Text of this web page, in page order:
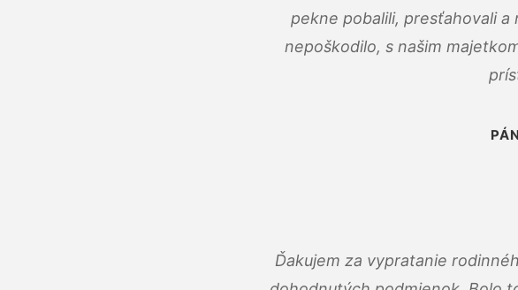
pekne pobalili, presťahovali a
nepoškodilo, s našim
Ďakujem za vypratanie